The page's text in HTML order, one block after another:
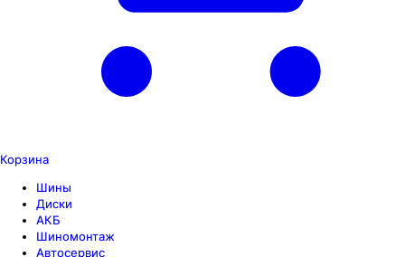
Корзина
Шины
Диски
АКБ
Шиномонтаж
Автосервис